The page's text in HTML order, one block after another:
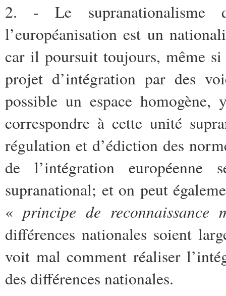
2. - Le
l’européanisation est un
car il poursuit toujours, même si
projet d’intégration par des
possible un espace
correspondre à cette unité
régulation et d’édiction des
de l’intégration
supranational; et on peut
« principe de reconnaissance
différences nationales soient
voit mal comment réaliser
des différences nationales.